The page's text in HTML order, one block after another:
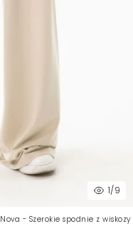
1/9
Nova - Szerokie spodnie z